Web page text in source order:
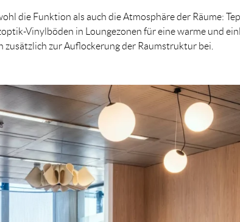
die Funktion als auch die Atmosphäre der Räume:
Vinylböden in Loungezonen für eine warme und
zusätzlich zur Auflockerung der Raumstruktur bei.